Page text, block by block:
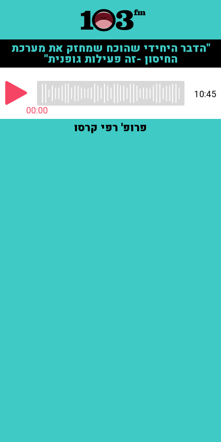
"הדבר היחידי שהוכח שמחזק את מערכת
החיסון -זה פעילות גופנית"
00:00
10:45
פרופ' רפי קרסו